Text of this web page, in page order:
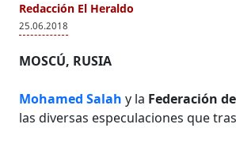
Redacción El Heraldo
25.06.2018
MOSCÚ, RUSIA
Mohamed Salah y la Federación
las diversas especulaciones que